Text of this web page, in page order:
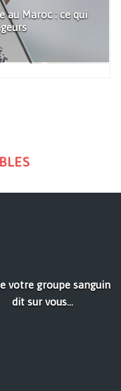
au Maroc : ce qui
votre groupe sanguin
dit sur vous...